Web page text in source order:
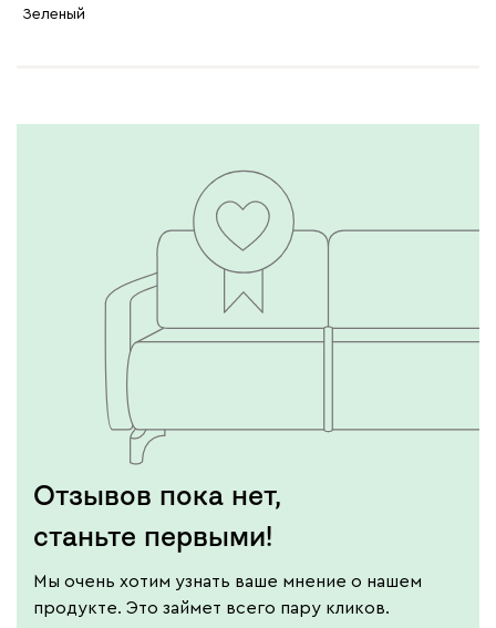
Зеленый
Отзывов пока нет,
станьте первыми!
Мы очень хотим узнать ваше мнение о нашем
продукте. Это займет всего пару кликов.